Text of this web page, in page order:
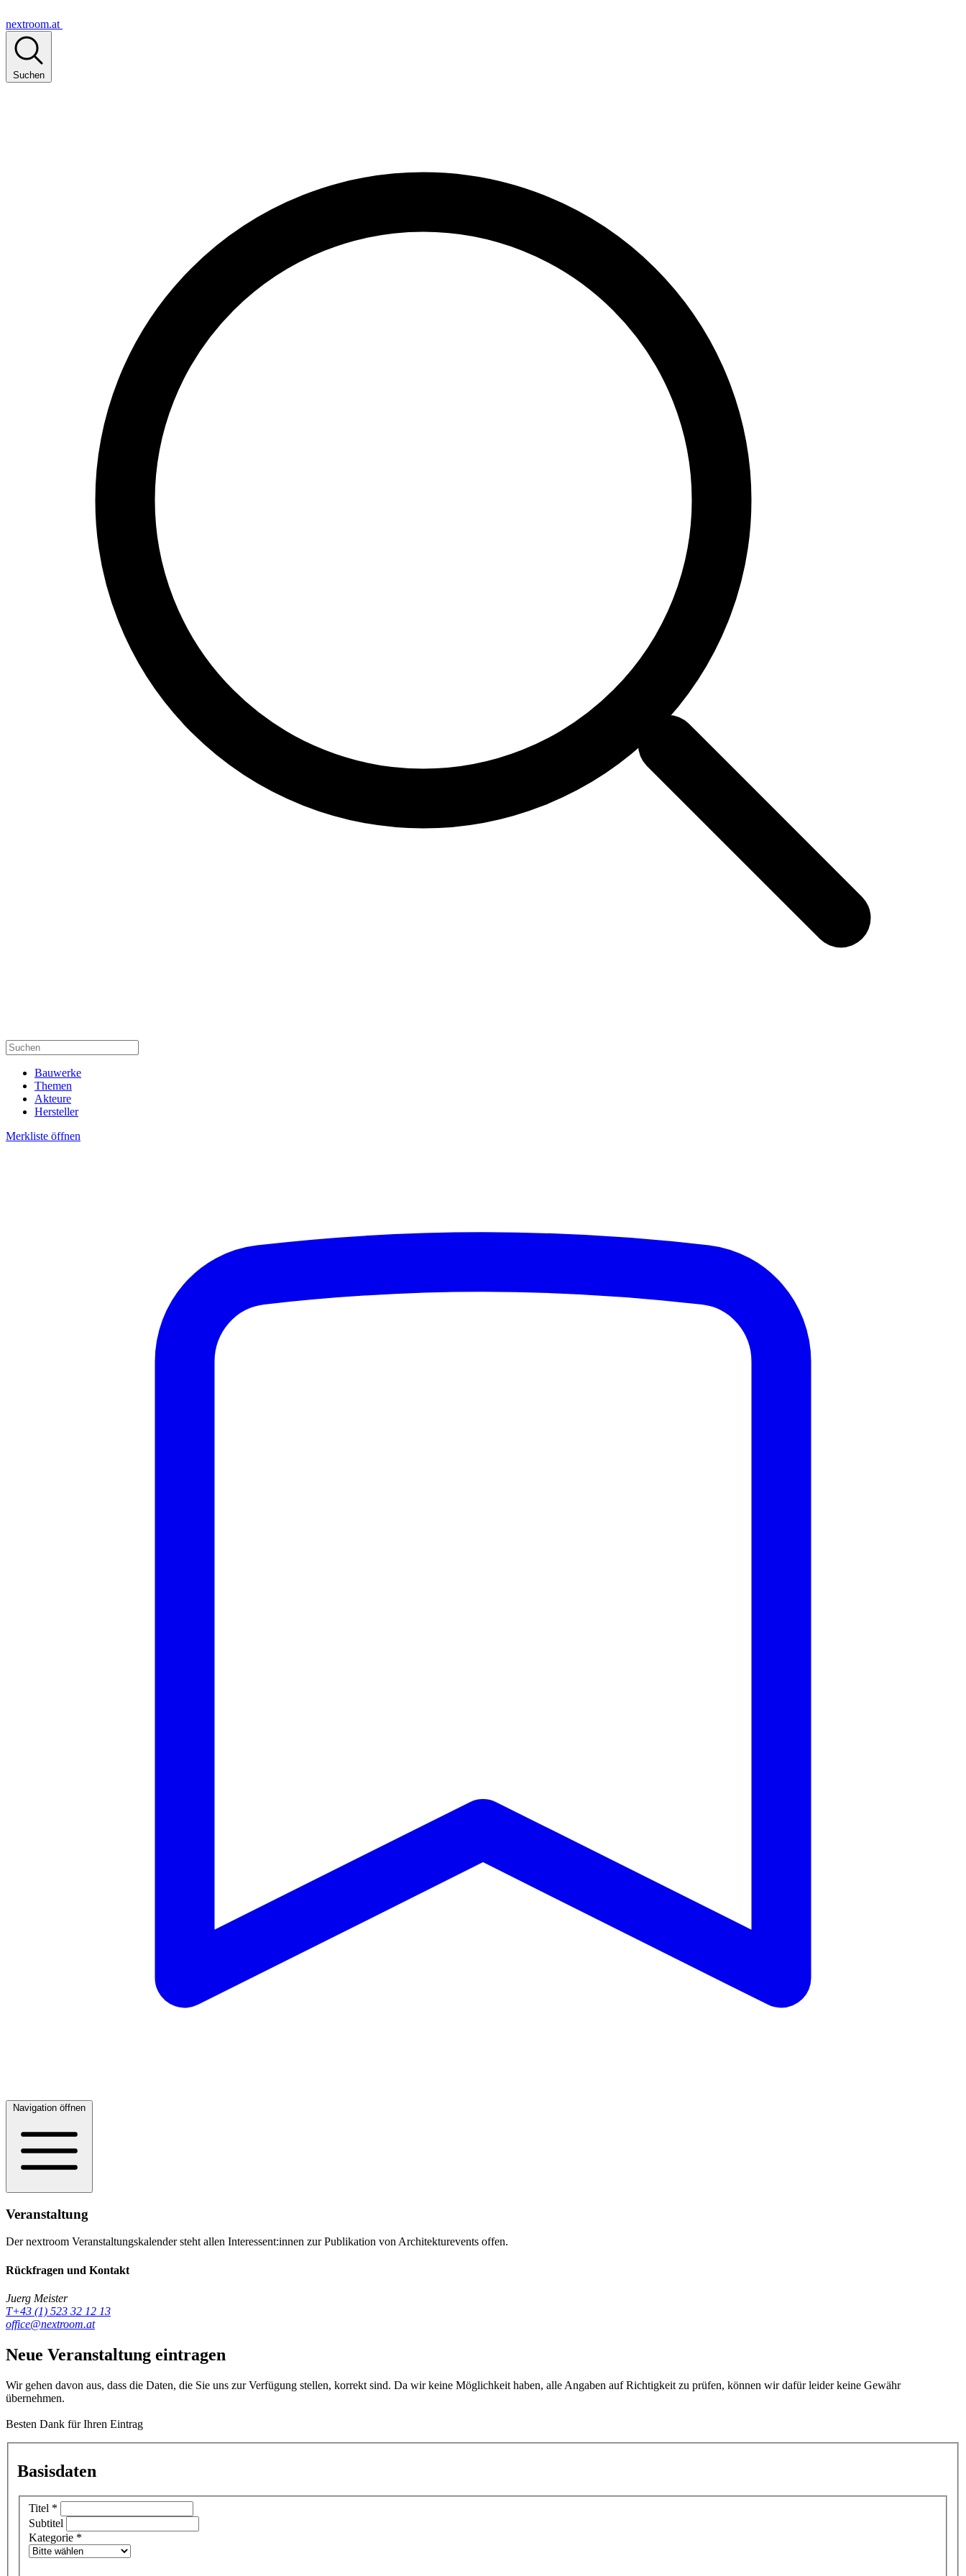
nextroom.at
Suchen
Bauwerke
Themen
Akteure
Hersteller
Merkliste öffnen
Navigation öffnen
Veranstaltung
Der nextroom Veranstaltungskalender steht allen Interessent:innen zur Publikation von Architekturevents offen.
Rückfragen und Kontakt
Juerg Meister
T+43 (1) 523 32 12 13
office@nextroom.at
Neue Veranstaltung eintragen
Wir gehen davon aus, dass die Daten, die Sie uns zur Verfügung stellen, korrekt sind. Da wir keine Möglichkeit haben, alle Angaben auf Richtigkeit zu prüfen, können wir dafür leider keine Gewähr
übernehmen.
Besten Dank für Ihren Eintrag
Basisdaten
Titel *
Subtitel
Kategorie *